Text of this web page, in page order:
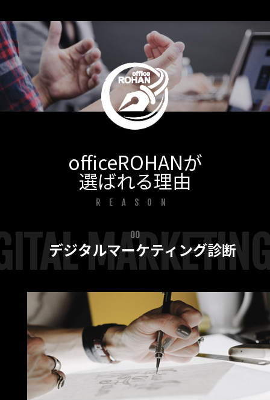
officeROHANが
選ばれる理由
REASON
00
デジタルマーケティング診断